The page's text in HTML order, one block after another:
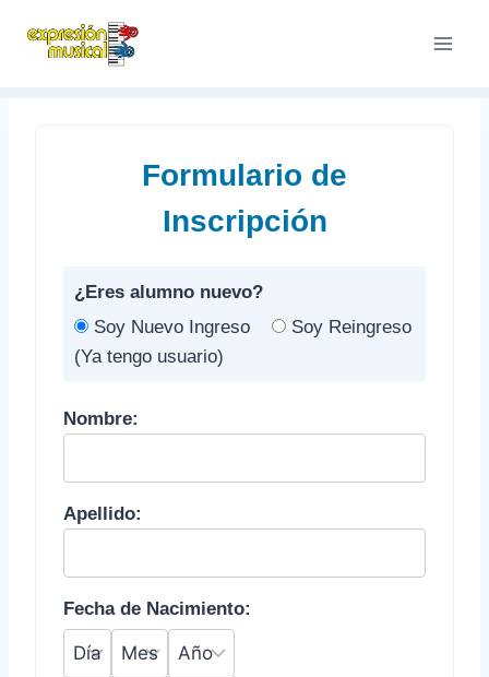
Formulario de
Inscripción
¿Eres alumno nuevo?
Soy Nuevo Ingreso
Soy Reingreso
(Ya tengo usuario)
Nombre:
Apellido:
Fecha de Nacimiento: